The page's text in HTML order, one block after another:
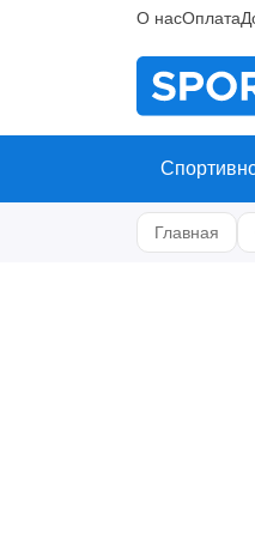
О насОплата
Главная